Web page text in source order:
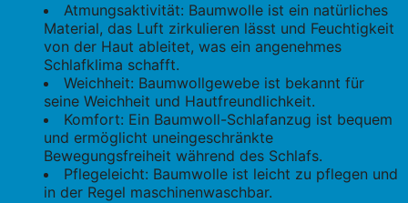
Atmungsaktivität: Baumwolle ist ein natürliches
Material, das Luft zirkulieren lässt und Feuchtigkeit
von der Haut ableitet, was ein angenehmes
Schlafklima schafft.
Weichheit: Baumwollgewebe ist bekannt für
seine Weichheit und Hautfreundlichkeit.
Komfort: Ein Baumwoll-Schlafanzug ist bequem
und ermöglicht uneingeschränkte
Bewegungsfreiheit während des Schlafs.
Pflegeleicht: Baumwolle ist leicht zu pflegen und
in der Regel maschinenwaschbar.